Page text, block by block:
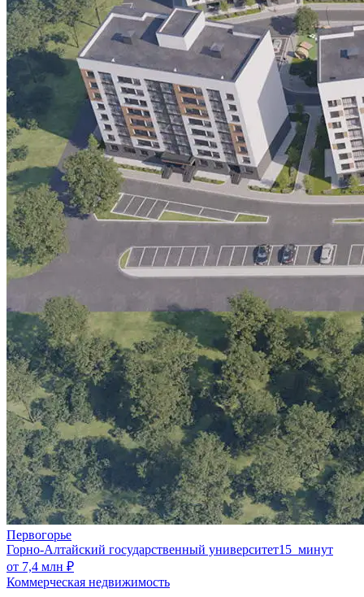
Первогорье
Горно-Алтайский государственный университет15 минут
от 7,4 млн ₽
Коммерческая недвижимость